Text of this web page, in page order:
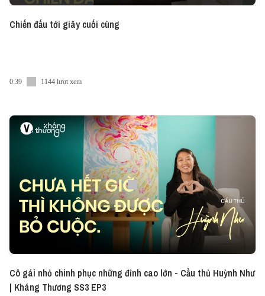
Chiến đấu tới giây cuối cùng
0:39 1144 lượt xem
Cô gái nhỏ chinh phục những đỉnh cao lớn - Cầu thủ Huỳnh Như
| Kháng Thương SS3 EP3